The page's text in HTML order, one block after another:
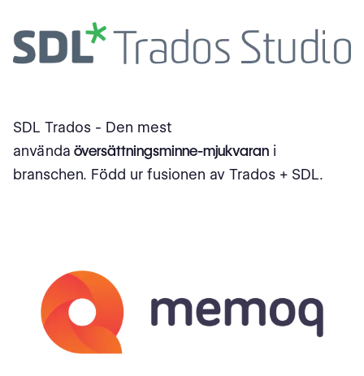
SDL Trados - Den mest
använda översättningsminne-mjukvaran i
branschen. Född ur fusionen av Trados + SDL.